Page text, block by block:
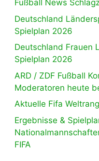
Fußball News
Deutschland
Spielplan 2026
Deutschland Frauen
Spielplan 2026
ARD / ZDF Fußball
Moderatoren heute
Aktuelle Fifa
Ergebnisse &
FIFA